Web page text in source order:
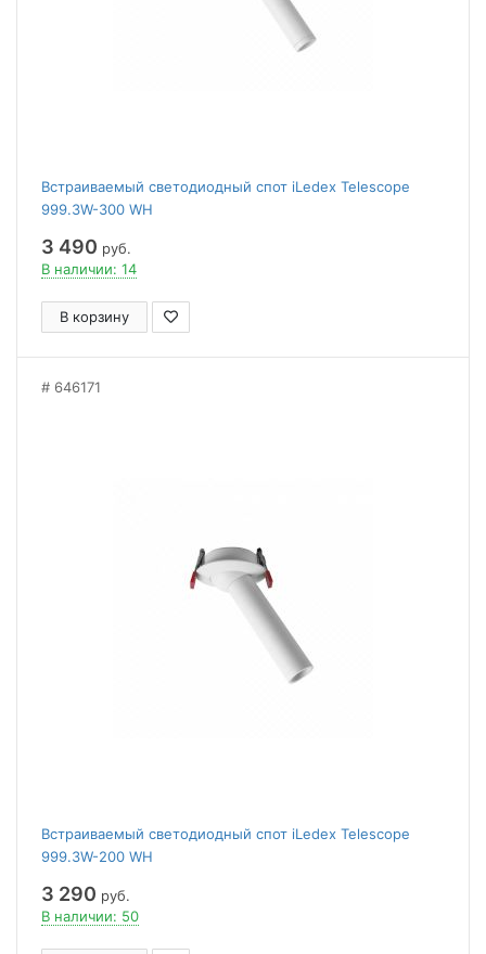
Встраиваемый светодиодный спот iLedex Telescope
999.3W-300 WH
3 490 руб.
В наличии: 14
В корзину
646171
Встраиваемый светодиодный спот iLedex Telescope
999.3W-200 WH
3 290 руб.
В наличии: 50